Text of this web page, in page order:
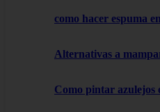
como hacer espuma
Alternativas a
Como pintar azulejos